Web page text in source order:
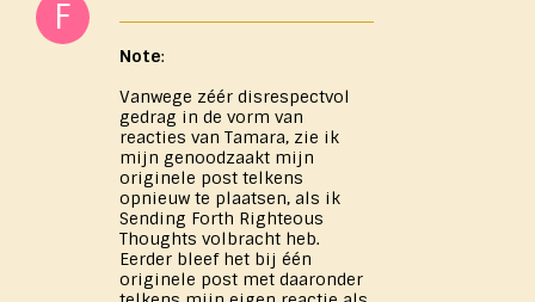
Note:
Vanwege zéér disrespectvol
gedrag in de vorm van
reacties van Tamara, zie ik
mijn genoodzaakt mijn
originele post telkens
opnieuw te plaatsen, als ik
Sending Forth Righteous
Thoughts volbracht heb.
Eerder bleef het bij één
originele post met daaronder